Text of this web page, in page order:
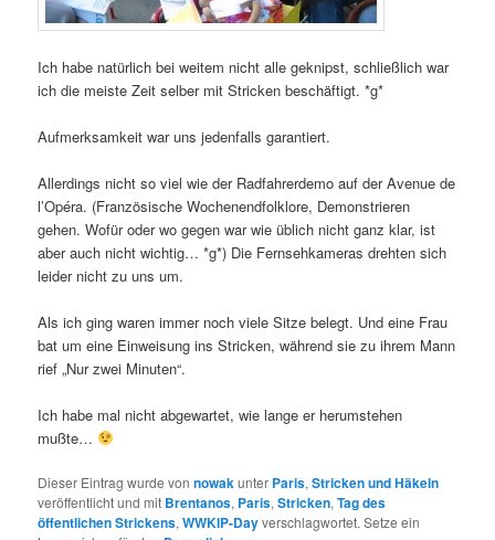
Ich habe natürlich bei weitem nicht alle geknipst, schließlich war
ich die meiste Zeit selber mit Stricken beschäftigt. *g*
Aufmerksamkeit war uns jedenfalls garantiert.
Allerdings nicht so viel wie der Radfahrerdemo auf der Avenue de
l’Opéra. (Französische Wochenendfolklore, Demonstrieren
gehen. Wofür oder wo gegen war wie üblich nicht ganz klar, ist
aber auch nicht wichtig… *g*) Die Fernsehkameras drehten sich
leider nicht zu uns um.
Als ich ging waren immer noch viele Sitze belegt. Und eine Frau
bat um eine Einweisung ins Stricken, während sie zu ihrem Mann
rief „Nur zwei Minuten“.
Ich habe mal nicht abgewartet, wie lange er herumstehen
mußte…
Dieser Eintrag wurde vonnowakunter Paris,Stricken und Häkeln
veröffentlicht und mit Brentanos, Paris,Stricken,Tag des
öffentlichen Strickens,WWKIP-Dayverschlagwortet. Setze ein